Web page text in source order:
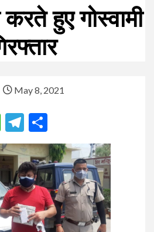
करते हुए गोस्वामी
May 8, 2021
WhatsApp
Telegram